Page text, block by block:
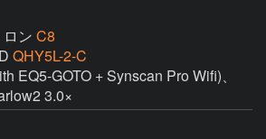
ン C8
QHY5L-2-C
EQ5-GOTO + Synscan Pro Wifi)、
3.0×